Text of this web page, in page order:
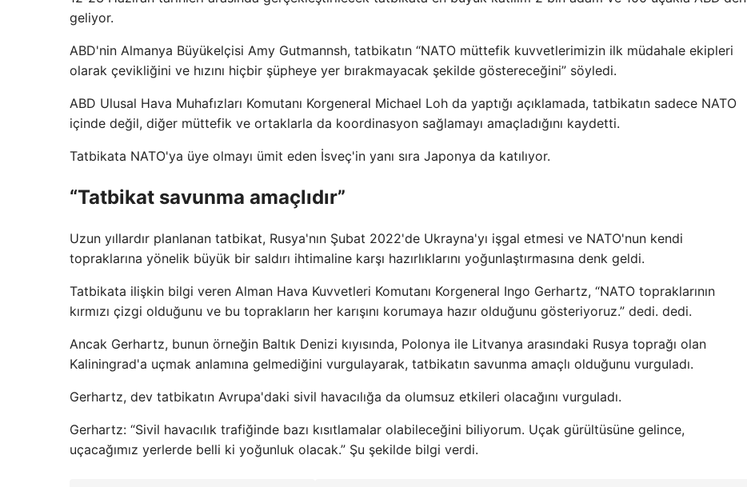
geliyor.
ABD'nin Almanya Büyükelçisi Amy Gutmannsh, tatbikatın “NATO müttefik kuvvetlerimizin ilk müdahale ekipleri
olarak çevikliğini ve hızını hiçbir şüpheye yer bırakmayacak şekilde göstereceğini” söyledi.
ABD Ulusal Hava Muhafızları Komutanı Korgeneral Michael Loh da yaptığı açıklamada, tatbikatın sadece NATO
içinde değil, diğer müttefik ve ortaklarla da koordinasyon sağlamayı amaçladığını kaydetti.
Tatbikata NATO'ya üye olmayı ümit eden İsveç'in yanı sıra Japonya da katılıyor.
“Tatbikat savunma amaçlıdır”
Uzun yıllardır planlanan tatbikat, Rusya'nın Şubat 2022'de Ukrayna'yı işgal etmesi ve NATO'nun kendi
topraklarına yönelik büyük bir saldırı ihtimaline karşı hazırlıklarını yoğunlaştırmasına denk geldi.
Tatbikata ilişkin bilgi veren Alman Hava Kuvvetleri Komutanı Korgeneral Ingo Gerhartz, “NATO topraklarının
kırmızı çizgi olduğunu ve bu toprakların her karışını korumaya hazır olduğunu gösteriyoruz.” dedi. dedi.
Ancak Gerhartz, bunun örneğin Baltık Denizi kıyısında, Polonya ile Litvanya arasındaki Rusya toprağı olan
Kaliningrad'a uçmak anlamına gelmediğini vurgulayarak, tatbikatın savunma amaçlı olduğunu vurguladı.
Gerhartz, dev tatbikatın Avrupa'daki sivil havacılığa da olumsuz etkileri olacağını vurguladı.
Gerhartz: “Sivil havacılık trafiğinde bazı kısıtlamalar olabileceğini biliyorum. Uçak gürültüsüne gelince,
uçacağımız yerlerde belli ki yoğunluk olacak.” Şu şekilde bilgi verdi.